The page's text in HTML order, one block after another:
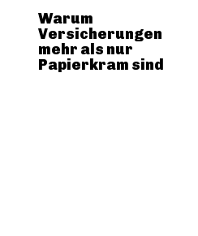
Warum
Versicherungen
mehr als nur
Papierkram sind